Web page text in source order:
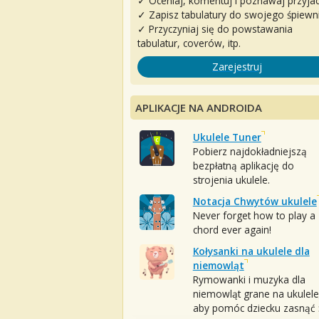
✓ Zapisz tabulatury do swojego
✓ Przyczyniaj się do powstawania
tabulatur, coverów, itp.
Zarejestruj
APLIKACJE NA ANDROIDA
Ukulele Tuner
Pobierz najdokładniejszą
bezpłatną aplikację do
strojenia ukulele.
Notacja Chwytów ukulele
Never forget how to play a
chord ever again!
Kołysanki na ukulele dla
niemowląt
Rymowanki i muzyka dla
niemowląt grane na
aby pomóc dziecku zasnąć